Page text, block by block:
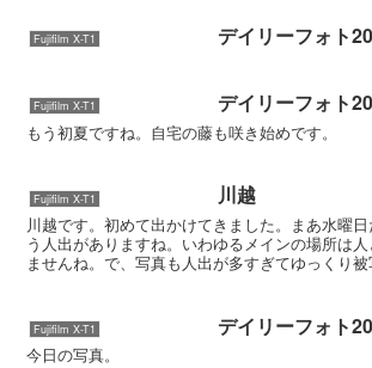
Fujifilm X-T1 デイリーフォト
Fujifilm X-T1 デイリーフォト
もう初夏ですね。自宅の藤も咲き始めです。
Fujifilm X-T1 川越
川越です。初めて出かけてきました。まあ水曜
う人出がありますね。いわゆるメインの場所は
ませんね。で、写真も人出が多すぎてゆっくり
Fujifilm X-T1 デイリーフォト
今日の写真。